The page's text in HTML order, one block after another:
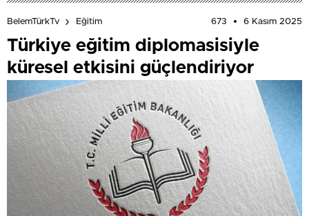
BelemTürkTv Eğitim 673 6 Kasım 2025
Türkiye eğitim diplomasisiyle
küresel etkisini güçlendiriyor